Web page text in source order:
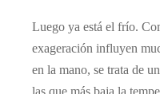
Luego ya está el frío.
exageración influyen
en la mano, se trata de
las que más baja la